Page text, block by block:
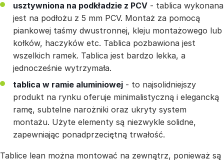
usztywniona na podkładzie z PCV - tablica wykonana
jest na podłożu z 5 mm PCV. Montaż za pomocą
piankowej taśmy dwustronnej, kleju montażowego lub
kołków, haczyków etc. Tablica pozbawiona jest
wszelkich ramek. Tablica jest bardzo lekka, a
jednocześnie wytrzymała.
tablica w ramie aluminiowej - to najsolidniejszy
produkt na rynku oferuje minimalistyczną i elegancką
ramę, subtelne narożniki oraz ukryty system
montażu. Użyte elementy są niezwykle solidne,
zapewniając ponadprzeciętną trwałość.
Tablice lean można montować na zewnątrz, ponieważ są